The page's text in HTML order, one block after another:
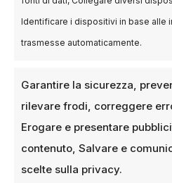
Identificare i dispositivi in base alle
trasmesse automaticamente.
Garantire la sicurezza,
rilevare frodi, correggere
Erogare e presentare
contenuto, Salvare e
scelte sulla privacy.
21 DICEMBRE 2024
Una svolta epocale per il
esclusivi negli…